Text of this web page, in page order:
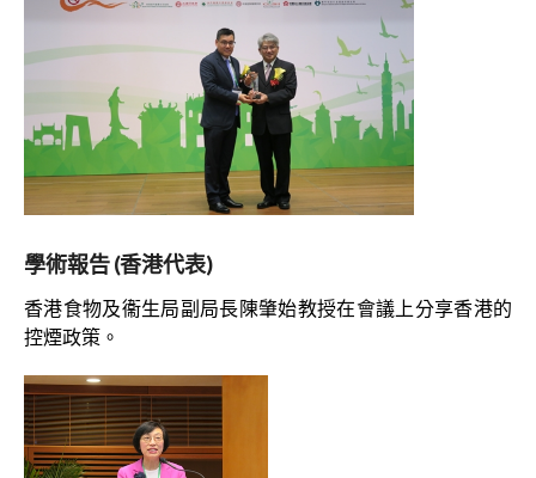
學術報告 (香港代表)
香港食物及衞生局副局長陳肇始教授在會議上分享香港的
控煙政策。